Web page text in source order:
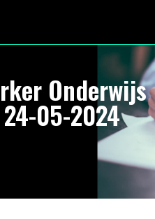
Onderwijs
24-05-2024